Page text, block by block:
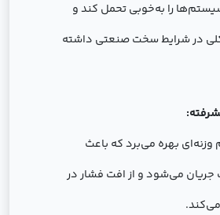
را به‌خوبی تحمل کند و
در شرایط سخت صنعتی داشته
وزنه‌ای بهره می‌برد که باعث
جریان می‌شود و از افت فشار در